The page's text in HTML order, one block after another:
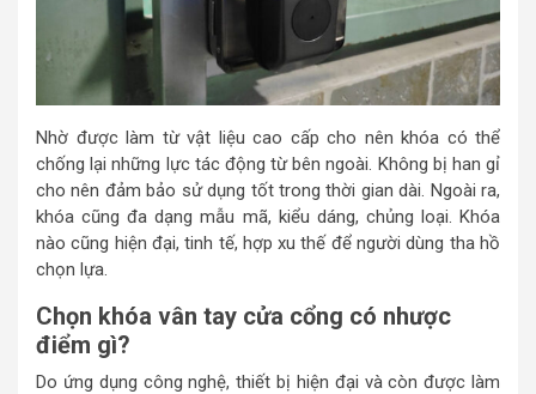
Nhờ được làm từ vật liệu cao cấp cho nên khóa có thể
chống lại những lực tác động từ bên ngoài. Không bị han gỉ
cho nên đảm bảo sử dụng tốt trong thời gian dài. Ngoài ra,
khóa cũng đa dạng mẫu mã, kiểu dáng, chủng loại. Khóa
nào cũng hiện đại, tinh tế, hợp xu thế để người dùng tha hồ
chọn lựa.
Chọn khóa vân tay cửa cổng có nhược
điểm gì?
Do ứng dụng công nghệ, thiết bị hiện đại và còn được làm